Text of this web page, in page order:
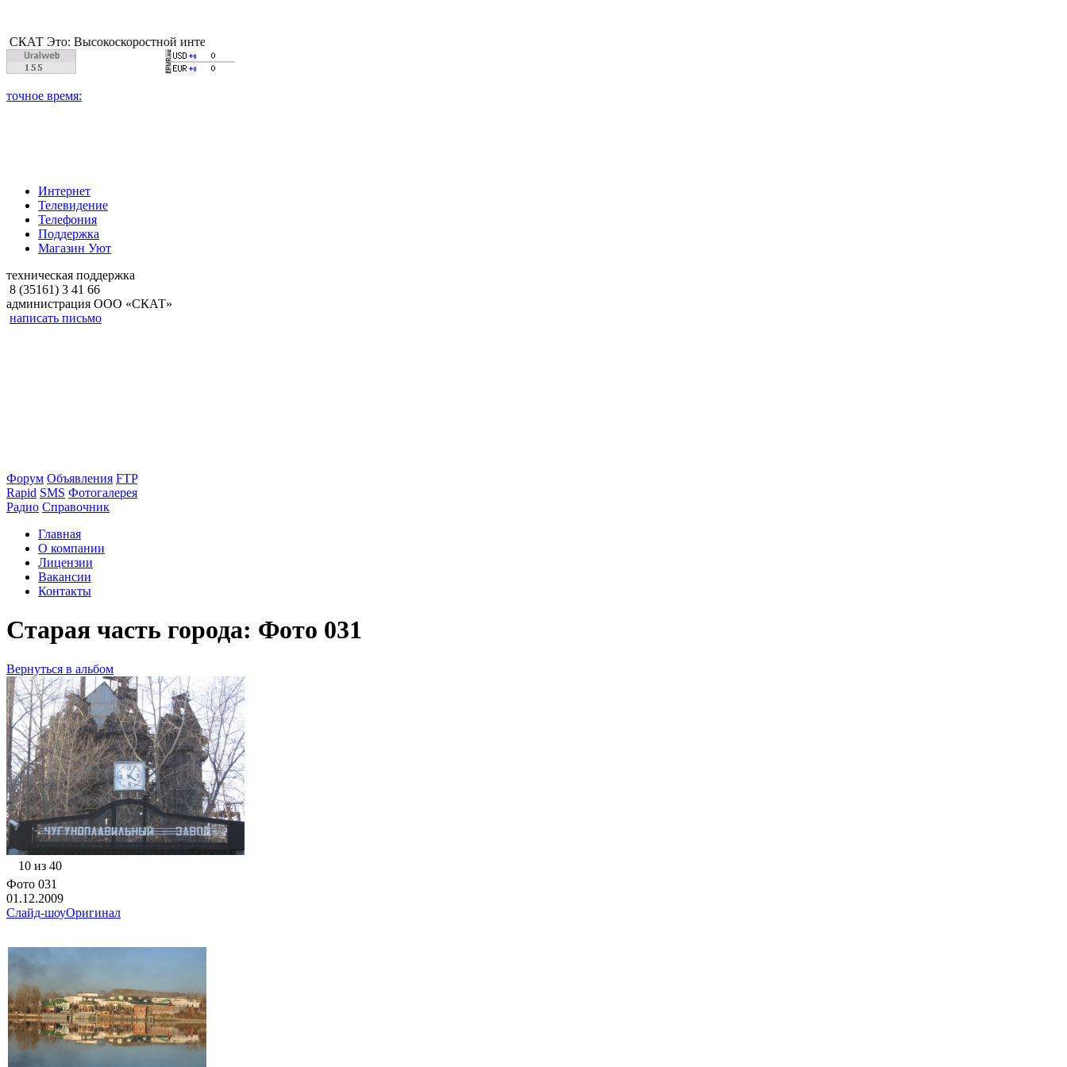
Высокоскоростной интернет, качественное цифровое и кабельное телевиденье, надежное и быстрое продвижение вашей рекламы!
Интернет
Телевидение
Телефония
Поддержка
Магазин Уют
техническая поддержка
8 (35161) 3 41 66
администрация ООО «СКАТ»
написать письмо
Форум Объявления FTP
Rapid SMS Фотогалерея
Радио Справочник
Главная
О компании
Лицензии
Вакансии
Контакты
Старая часть города: Фото 031
Вернуться в альбом
10 из 40
Фото 031
01.12.2009
Слайд-шоуОригинал